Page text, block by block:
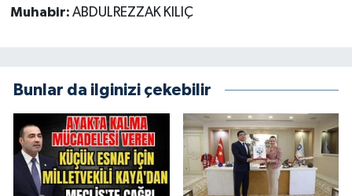
Muhabir: ABDULREZZAK KILIÇ
Bunlar da ilginizi çekebilir